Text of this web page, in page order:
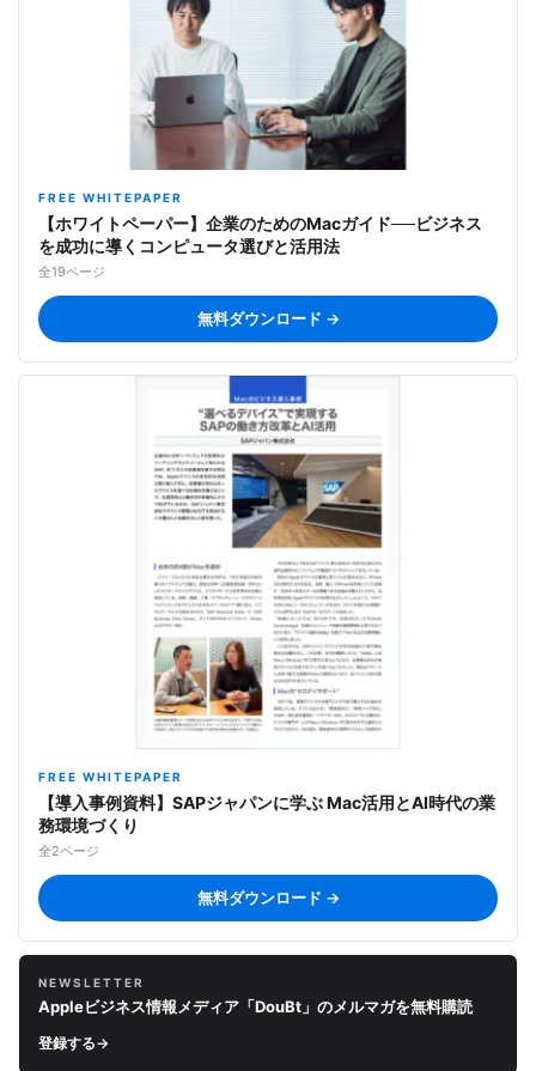
FREE WHITEPAPER
【ホワイトペーパー】企業のためのMacガイド──ビジネス
を成功に導くコンピュータ選びと活用法
全19ページ
無料ダウンロード →
FREE WHITEPAPER
【導入事例資料】SAPジャパンに学ぶ Mac活用とAI時代の業
務環境づくり
全2ページ
無料ダウンロード →
NEWSLETTER
Appleビジネス情報メディア「DouBt」のメルマガを無料購読
登録する→